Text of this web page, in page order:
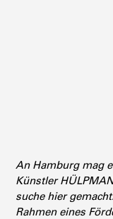
An Hamburg mag
Künstler
suche hier
Rahmen eines